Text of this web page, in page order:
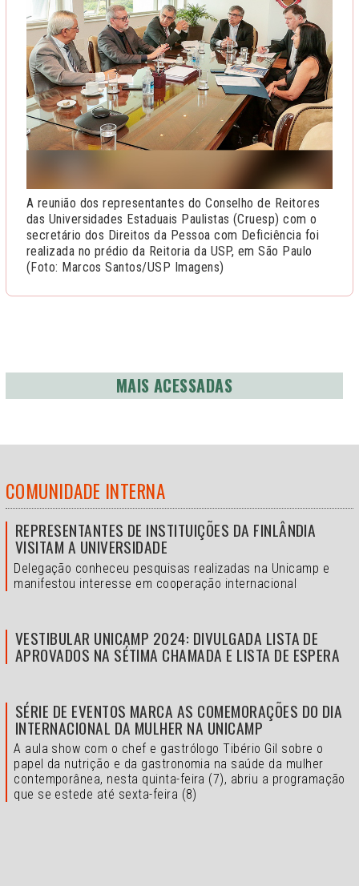
A reunião dos representantes do Conselho de Reitores
das Universidades Estaduais Paulistas (Cruesp) com o
secretário dos Direitos da Pessoa com Deficiência foi
realizada no prédio da Reitoria da USP, em São Paulo
(Foto: Marcos Santos/USP Imagens)
MAIS ACESSADAS
COMUNIDADE INTERNA
REPRESENTANTES DE INSTITUIÇÕES DA FINLÂNDIA
VISITAM A UNIVERSIDADE
Delegação conheceu pesquisas realizadas na Unicamp e
manifestou interesse em cooperação internacional
VESTIBULAR UNICAMP 2024: DIVULGADA LISTA DE
APROVADOS NA SÉTIMA CHAMADA E LISTA DE ESPERA
SÉRIE DE EVENTOS MARCA AS COMEMORAÇÕES DO DIA
INTERNACIONAL DA MULHER NA UNICAMP
A aula show com o chef e gastrólogo Tibério Gil sobre o
papel da nutrição e da gastronomia na saúde da mulher
contemporânea, nesta quinta-feira (7), abriu a programação
que se estede até sexta-feira (8)